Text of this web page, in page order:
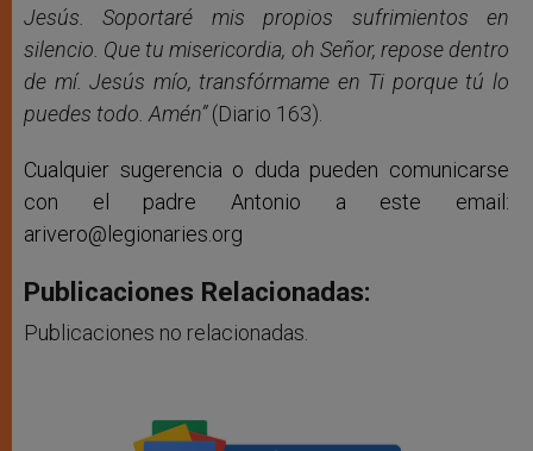
Jesús. Soportaré mis propios sufrimientos en
silencio. Que tu misericordia, oh Señor, repose dentro
de mí. Jesús mío, transfórmame en Ti porque tú lo
puedes todo. Amén”(Diario 163).
Cualquier sugerencia o duda pueden comunicarse
con el padre Antonio a este email:
arivero@legionaries.org
Publicaciones Relacionadas:
Publicaciones no relacionadas.